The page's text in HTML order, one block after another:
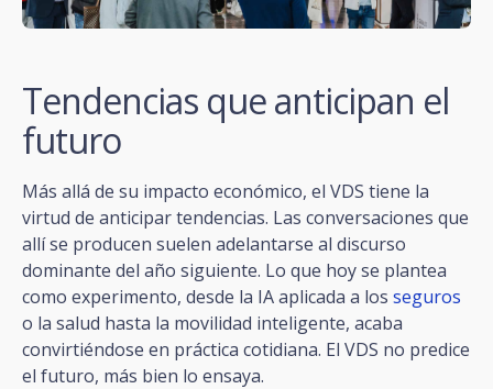
Tendencias que anticipan el
futuro
Más allá de su impacto económico, el VDS tiene la
virtud de anticipar tendencias. Las conversaciones que
allí se producen suelen adelantarse al discurso
dominante del año siguiente. Lo que hoy se plantea
como experimento, desde la IA aplicada a los seguros
o la salud hasta la movilidad inteligente, acaba
convirtiéndose en práctica cotidiana. El VDS no predice
el futuro, más bien lo ensaya.